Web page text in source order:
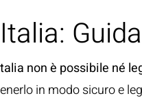
non è possibile né
in modo sicuro e